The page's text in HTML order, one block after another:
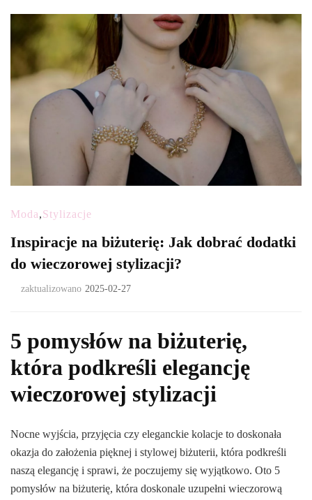
Moda,Stylizacje
Inspiracje na biżuterię: Jak dobrać dodatki
do wieczorowej stylizacji?
zaktualizowano 2025-02-27
5 pomysłów na biżuterię,
która podkreśli elegancję
wieczorowej stylizacji
Nocne wyjścia, przyjęcia czy eleganckie kolacje to doskonała
okazja do założenia pięknej i stylowej biżuterii, która podkreśli
naszą elegancję i sprawi, że poczujemy się wyjątkowo. Oto 5
pomysłów na biżuterię, która doskonale uzupełni wieczorową